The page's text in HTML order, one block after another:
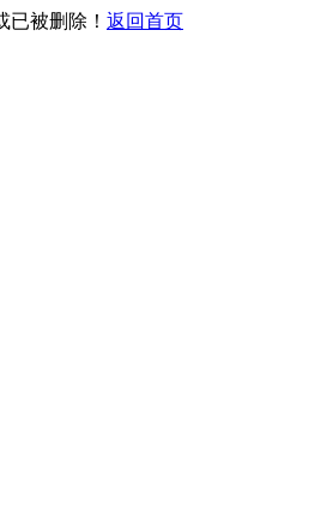
已被删除！ 返回首页